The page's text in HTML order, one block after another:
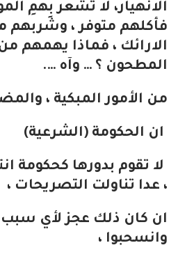
الانهيار، لا تشعر بِهمِ
فأكلهم متوفر ، وشربهم
الارائك ، فماذا يهمهم
المطحون ؟ … وآه ….
من الأمور المبكية ،
ان الحكومة (الشرعية)
لا تقوم بدورها كحكومة
، عدا تناولت التصريحات ،
ان كان ذلك عجز لأي سبب
وانسحبوا ،